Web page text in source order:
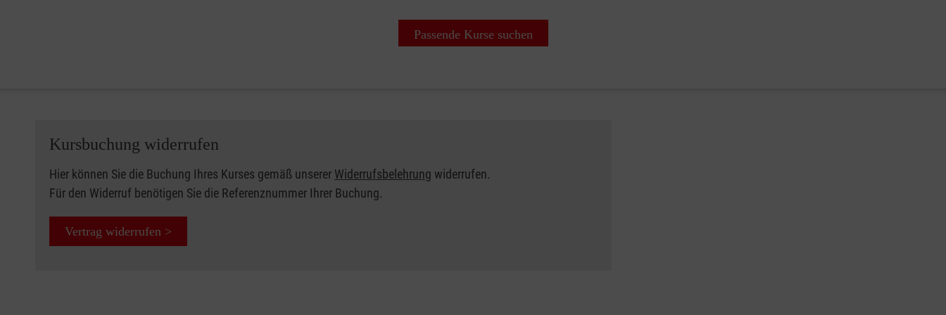
Passende Kurse suchen
Kursbuchung widerrufen
Hier können Sie die Buchung Ihres Kurses gemäß unserer Widerrufsbelehrung widerrufen.
Für den Widerruf benötigen Sie die Referenznummer Ihrer Buchung.
Vertrag widerrufen >